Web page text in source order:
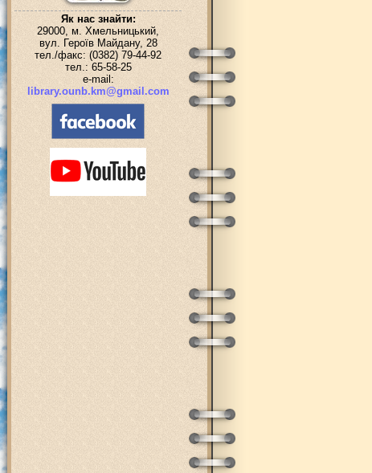
Як нас знайти:
29000, м. Хмельницький,
вул. Героїв Майдану, 28
тел./факс: (0382) 79-44-92
тел.: 65-58-25
e-mail:
library.ounb.km@gmail.com